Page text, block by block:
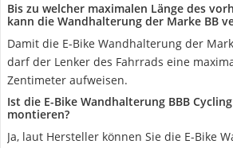
Bis zu welcher maximalen Länge des
kann die Wandhalterung der Marke BB
Damit die E-Bike Wandhalterung der
darf der Lenker des Fahrrads eine
Zentimeter aufweisen.
Ist die E-Bike Wandhalterung BBB
montieren?
Ja, laut Hersteller können Sie die E-Bike